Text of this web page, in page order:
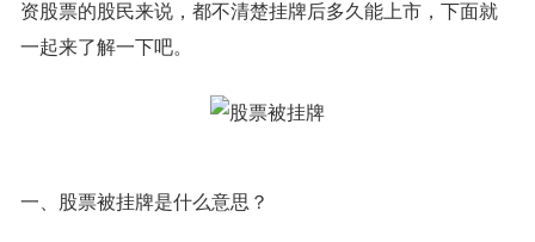
资股票的股民来说，都不清楚挂牌后多久能上市，下面就
一起来了解一下吧。
一、股票被挂牌是什么意思？